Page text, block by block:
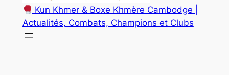
Kun Khmer & Boxe Khmère Cambodge |
Actualités, Combats, Champions et Clubs